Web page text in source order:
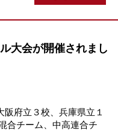
大会が開催されまし
府立３校、兵庫県立１
チーム、中高連合チ